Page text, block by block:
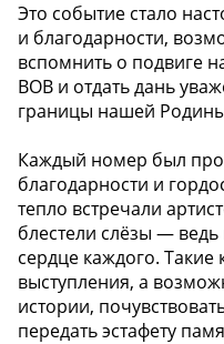
Это событие стало
и благодарности,
вспомнить о подвиге
ВОВ и отдать дань
границы нашей
Каждый номер был
благодарности и
тепло встречали
блестели слёзы —
сердце каждого.
выступления, а
истории,
передать эстафету